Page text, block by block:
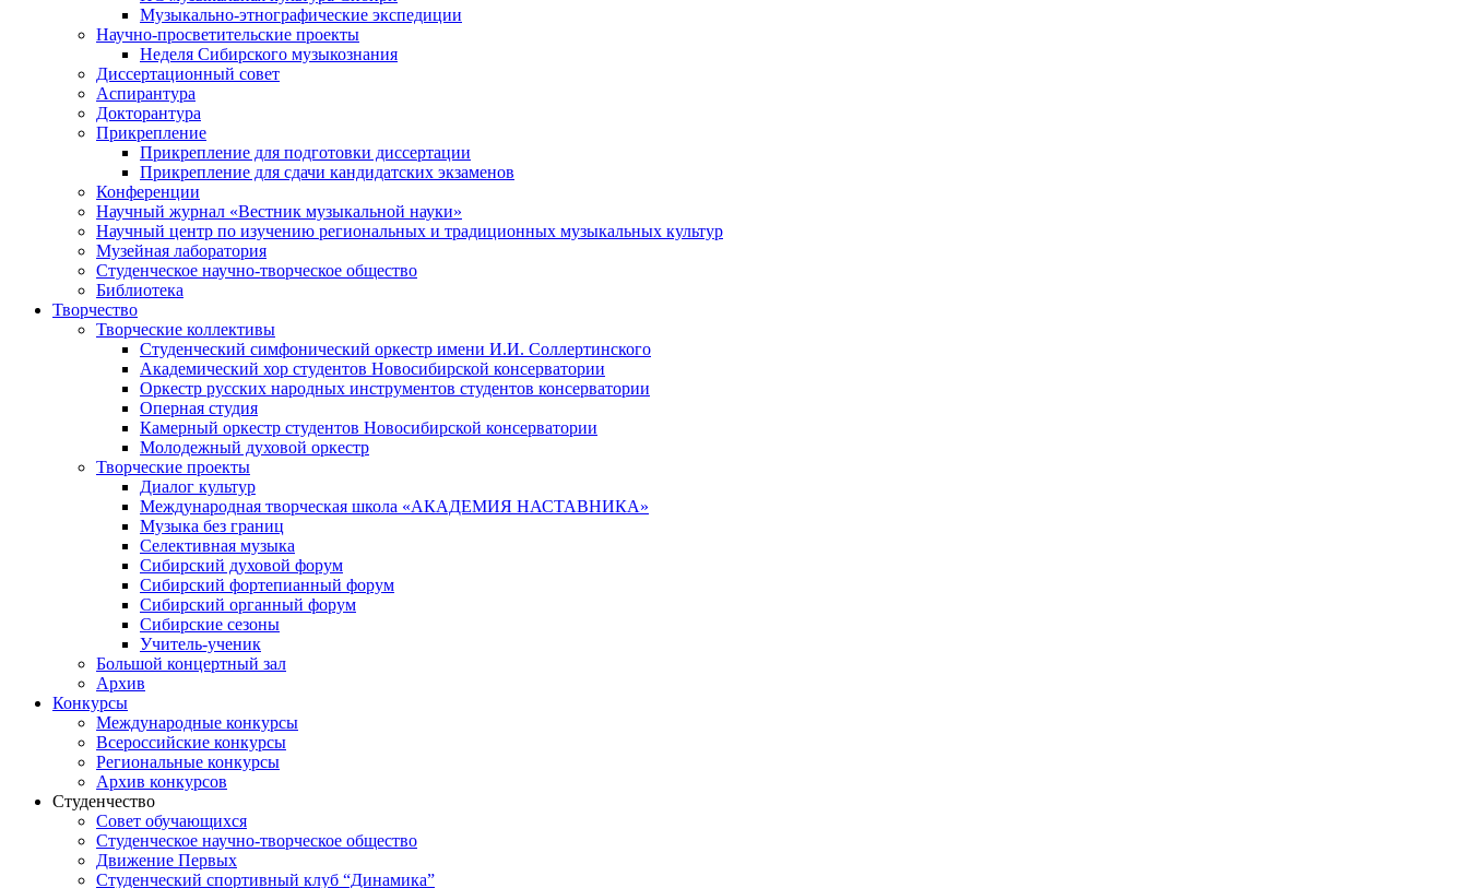
Музыкально-этнографические экспедиции
Научно-просветительские проекты
Неделя Сибирского музыкознания
Диссертационный совет
Аспирантура
Докторантура
Прикрепление
Прикрепление для подготовки диссертации
Прикрепление для сдачи кандидатских экзаменов
Конференции
Научный журнал «Вестник музыкальной науки»
Научный центр по изучению региональных и традиционных музыкальных культур
Музейная лаборатория
Студенческое научно-творческое общество
Библиотека
Творчество
Творческие коллективы
Студенческий симфонический оркестр имени И.И. Соллертинского
Академический хор студентов Новосибирской консерватории
Оркестр русских народных инструментов студентов консерватории
Оперная студия
Камерный оркестр студентов Новосибирской консерватории
Молодежный духовой оркестр
Творческие проекты
Диалог культур
Международная творческая школа «АКАДЕМИЯ НАСТАВНИКА»
Музыка без границ
Селективная музыка
Сибирский духовой форум
Сибирский фортепианный форум
Сибирский органный форум
Сибирские сезоны
Учитель-ученик
Большой концертный зал
Архив
Конкурсы
Международные конкурсы
Всероссийские конкурсы
Региональные конкурсы
Архив конкурсов
Студенчество
Совет обучающихся
Студенческое научно-творческое общество
Движение Первых
Студенческий спортивный клуб “Динамика”